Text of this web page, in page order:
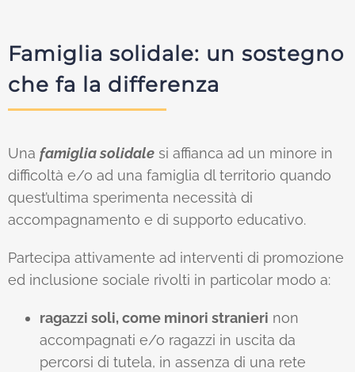
Famiglia solidale: un sostegno
che fa la differenza
Una famiglia solidale si affianca ad un minore in
difficoltà e/o ad una famiglia dl territorio quando
quest’ultima sperimenta necessità di
accompagnamento e di supporto educativo.
Partecipa attivamente ad interventi di promozione
ed inclusione sociale rivolti in particolar modo a:
ragazzi soli, come minori stranieri non
accompagnati e/o ragazzi in uscita da
percorsi di tutela, in assenza di una rete